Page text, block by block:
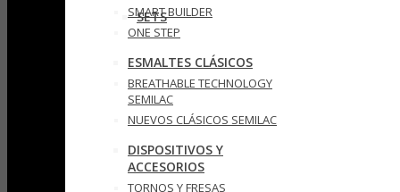
SETS
SMART BUILDER
ONE STEP
ESMALTES CLÁSICOS
BREATHABLE TECHNOLOGY
SEMILAC
NUEVOS CLÁSICOS SEMILAC
DISPOSITIVOS Y
ACCESORIOS
TORNOS Y FRESAS